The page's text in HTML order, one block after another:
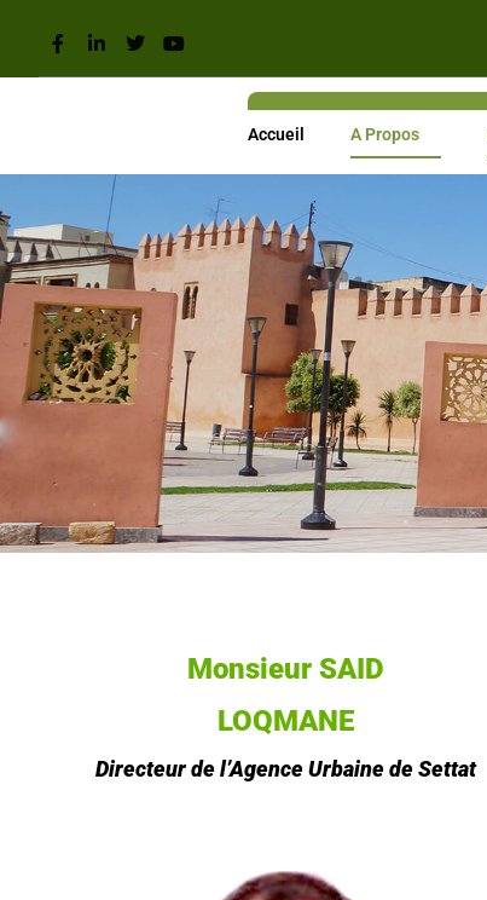
Accueil A Propos
Monsieur SAID
LOQMANE
Directeur de l’Agence Urbaine de Settat